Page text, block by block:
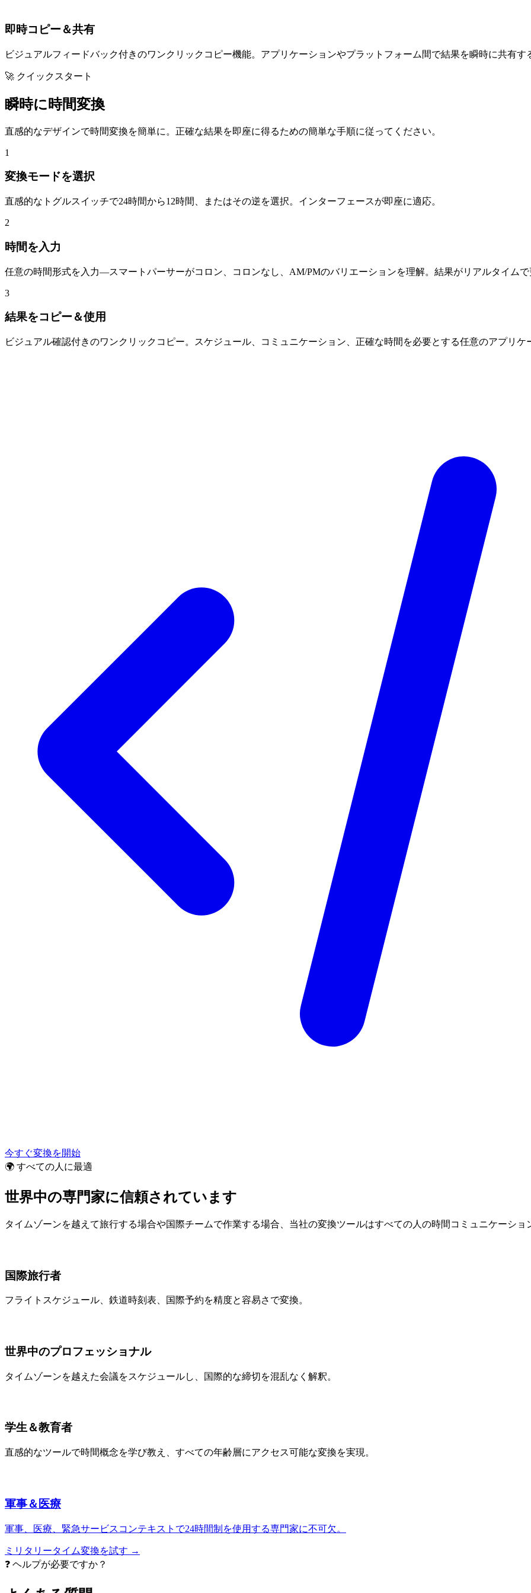
即時コピー＆共有
ビジュアルフィードバック付きのワンクリックコピー機能。アプリケーションやプラットフォーム間で結果を瞬時に共有す
🚀 クイックスタート
瞬時に時間変換
直感的なデザインで時間変換を簡単に。正確な結果を即座に得るための簡単な手順に従ってください。
1
変換モードを選択
直感的なトグルスイッチで24時間から12時間、またはその逆を選択。インターフェースが即座に適応。
2
時間を入力
任意の時間形式を入力—スマートパーサーがコロン、コロンなし、AM/PMのバリエーションを理解。結果がリアルタイムで
3
結果をコピー＆使用
ビジュアル確認付きのワンクリックコピー。スケジュール、コミュニケーション、正確な時間を必要とする任意のアプリケ
今すぐ変換を開始
🌍 すべての人に最適
世界中の専門家に信頼されています
タイムゾーンを越えて旅行する場合や国際チームで作業する場合、当社の変換ツールはすべての人の時間コミュニケーショ
国際旅行者
フライトスケジュール、鉄道時刻表、国際予約を精度と容易さで変換。
世界中のプロフェッショナル
タイムゾーンを越えた会議をスケジュールし、国際的な締切を混乱なく解釈。
学生＆教育者
直感的なツールで時間概念を学び教え、すべての年齢層にアクセス可能な変換を実現。
軍事＆医療
軍事、医療、緊急サービスコンテキストで24時間制を使用する専門家に不可欠。
ミリタリータイム変換を試す →
❓ ヘルプが必要ですか？